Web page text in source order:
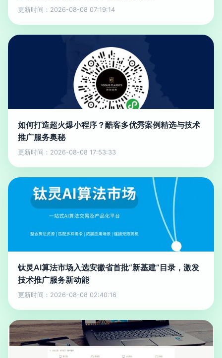
更新时间：2026-08-08 07:19:14
如何打造超火爆小程序？酷客多优秀案例精选与技术
推广服务奥秘
更新时间：2026-08-08 17:53:33
钛灵AI算法市场入选安徽省首批“新基建”目录，激发
技术推广服务新动能
更新时间：2026-08-08 02:40:16